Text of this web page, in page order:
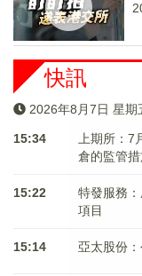
快訊
2026年8月7日 星期
15:34
上期所：
倉的監管
15:22
特發服務
項目
15:14 亞太股份